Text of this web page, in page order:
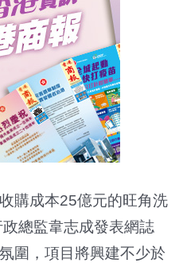
購成本25億元的旺角洗
總監韋志成發表網誌
圍，項目將興建不少於